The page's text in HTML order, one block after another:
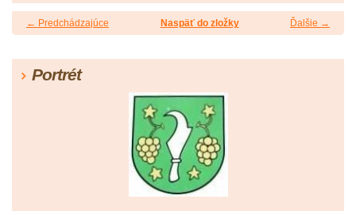
← Predchádzajúce Ďalšie →
Naspäť do zložky
Portrét